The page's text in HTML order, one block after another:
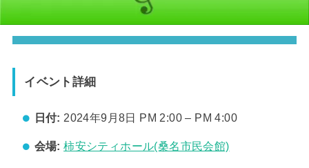
イベント詳細
日付: 2024年9月8日 PM 2:00– PM 4:00
会場: 柿安シティホール(桑名市民会館)